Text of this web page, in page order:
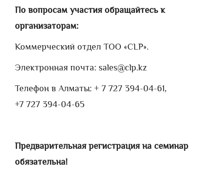
По вопросам участия обращайтесь к
организаторам:
Коммерческий отдел ТОО «CLP».
Электронная почта: sales@clp.kz
Телефон в Алматы: + 7 727 394-04-61,
+7 727 394-04-65
Предварительная регистрация на семинар
обязательна!